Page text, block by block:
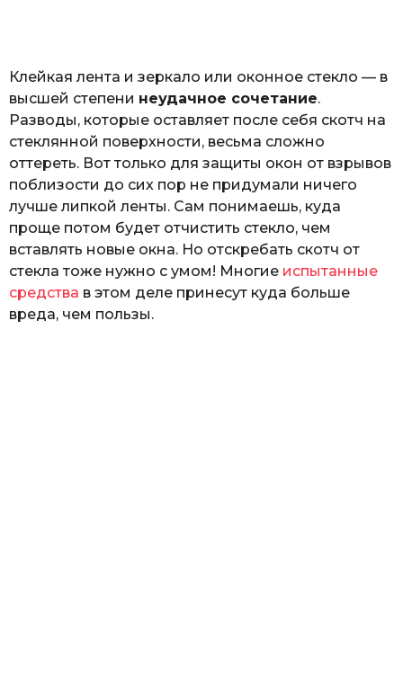
Клейкая лента и зеркало или оконное стекло — в
высшей степени неудачное сочетание.
Разводы, которые оставляет после себя скотч на
стеклянной поверхности, весьма сложно
оттереть. Вот только для защиты окон от взрывов
поблизости до сих пор не придумали ничего
лучше липкой ленты. Сам понимаешь, куда
проще потом будет отчистить стекло, чем
вставлять новые окна. Но отскребать скотч от
стекла тоже нужно с умом! Многие испытанные
средства в этом деле принесут куда больше
вреда, чем пользы.